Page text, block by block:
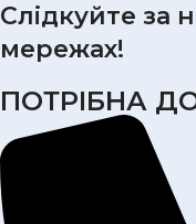
Слідкуйте за
мережах!
ПОТРІБНА